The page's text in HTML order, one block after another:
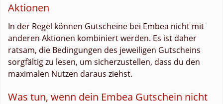
Aktionen
In der Regel können Gutscheine bei Embea nicht mit
anderen Aktionen kombiniert werden. Es ist daher
ratsam, die Bedingungen des jeweiligen Gutscheins
sorgfältig zu lesen, um sicherzustellen, dass du den
maximalen Nutzen daraus ziehst.
Was tun, wenn dein Embea Gutschein nicht